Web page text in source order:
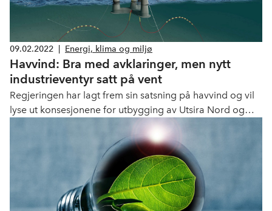
09.02.2022 Energi, klima og miljø
Havvind: Bra med avklaringer, men nytt
industrieventyr satt på vent
Regjeringen har lagt frem sin satsning på havvind og vil
lyse ut konsesjonene for utbygging av Utsira Nord og
Sørlige Nordsjø. Det settes også i gang et arbeid for å
utlyse flere havvind-områder. Men det trengs mer for at
ikke Norge skal havne bakpå i konkurransen med andre
land om en storstilt industriutvikling.